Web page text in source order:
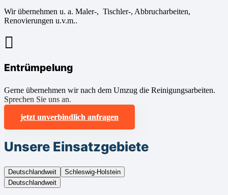
Wir übernehmen u. a. Maler-, Tischler-, Abbrucharbeiten,
Renovierungen u.v.m..
Entrümpelung
Gerne übernehmen wir nach dem Umzug die Reinigungsarbeiten.
Sprechen Sie uns an.
jetzt unverbindlich anfragen
Unsere Einsatzgebiete
Deutschlandweit
Schleswig-Holstein
Deutschlandweit